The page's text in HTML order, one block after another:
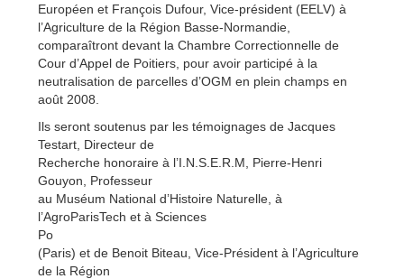
Européen et François Dufour, Vice-président (EELV) à
l’Agriculture de la Région Basse-Normandie,
comparaîtront devant la Chambre Correctionnelle de
Cour d’Appel de Poitiers, pour avoir participé à la
neutralisation de parcelles d’OGM en plein champs en
août 2008.
Ils seront soutenus par les témoignages de Jacques
Testart, Directeur de
Recherche honoraire à l’I.N.S.E.R.M, Pierre-Henri
Gouyon, Professeur
au Muséum National d’Histoire Naturelle, à
l’AgroParisTech et à Sciences
Po
(Paris) et de Benoit Biteau, Vice-Président à l’Agriculture
de la Région